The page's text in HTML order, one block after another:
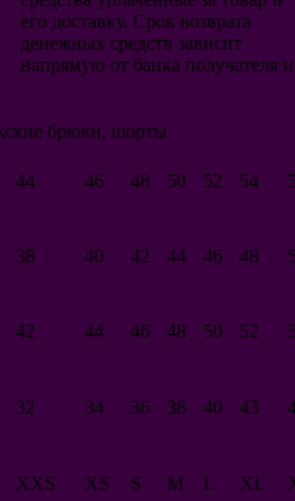
Северная Ирландия
Мадрид
Атлетик Бильбао
брюки, шорты
44 46 48 50 52 54
38 40 42 44 46 48
42 44 46 48 50 52
32 34 36 38 40 43
XXS XS S M L XL
его доставку. Срок возврата
денежных средств зависит
напрямую от банка получателя и